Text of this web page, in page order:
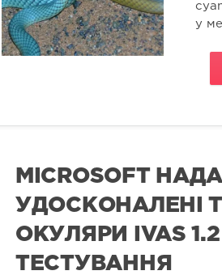
у
MICROSOFT
УДОСКОНАЛЕНІ
ОКУЛЯРИ IVAS
ТЕСТУВАННЯ